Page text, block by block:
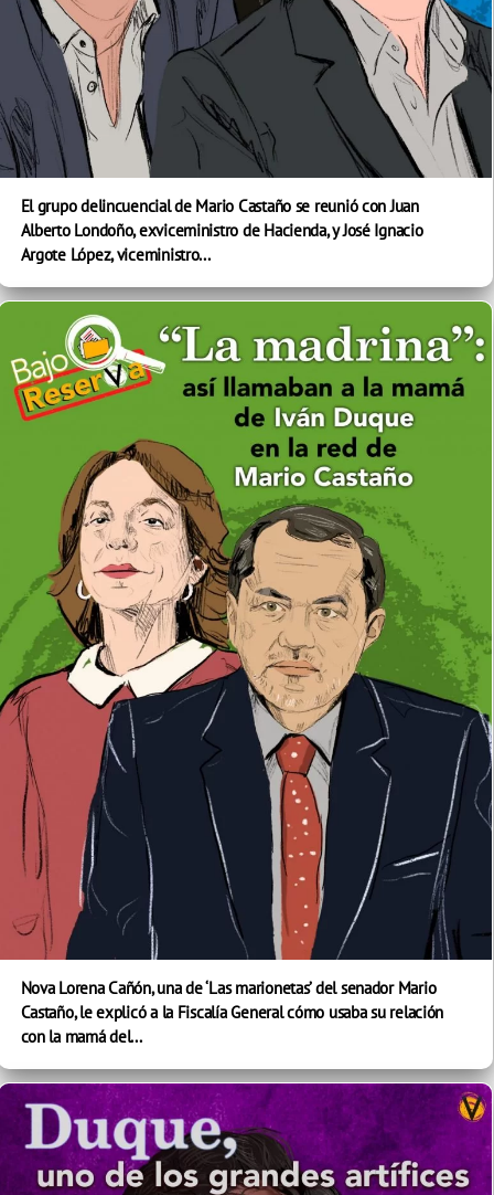
El grupo delincuencial de Mario Castaño se reunió con Juan
Alberto Londoño, exviceministro de Hacienda, y José Ignacio
Argote López, viceministro...
Nova Lorena Cañón, una de ‘Las marionetas’ del senador Mario
Castaño, le explicó a la Fiscalía General cómo usaba su relación
con la mamá del...